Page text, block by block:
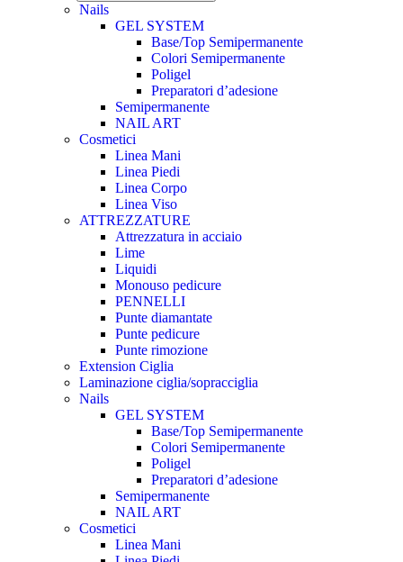
Nails
GEL SYSTEM
Base/Top Semipermanente
Colori Semipermanente
Poligel
Preparatori d’adesione
Semipermanente
NAIL ART
Cosmetici
Linea Mani
Linea Piedi
Linea Corpo
Linea Viso
ATTREZZATURE
Attrezzatura in acciaio
Lime
Liquidi
Monouso pedicure
PENNELLI
Punte diamantate
Punte pedicure
Punte rimozione
Extension Ciglia
Laminazione ciglia/sopracciglia
Nails
GEL SYSTEM
Base/Top Semipermanente
Colori Semipermanente
Poligel
Preparatori d’adesione
Semipermanente
NAIL ART
Cosmetici
Linea Mani